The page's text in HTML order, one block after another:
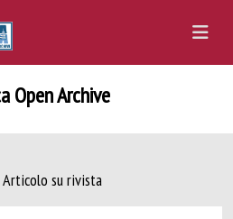
Open Archive
su rivista